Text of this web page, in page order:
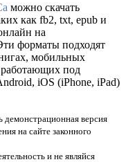
можно скачать
как fb2, txt, epub и
на
форматы подходят
мобильных
под
iOS (iPhone, iPad)
демонстрационная версия
на сайте законного
и не являйся